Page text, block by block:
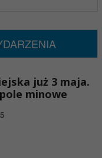
już 3 maja.
minowe